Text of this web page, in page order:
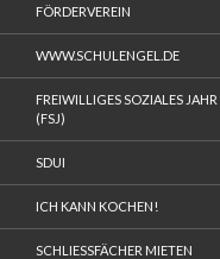
FÖRDERVEREIN
WWW.SCHULENGEL.DE
FREIWILLIGES SOZIALES JAHR
(FSJ)
SDUI
ICH KANN KOCHEN!
SCHLIESSFÄCHER MIETEN